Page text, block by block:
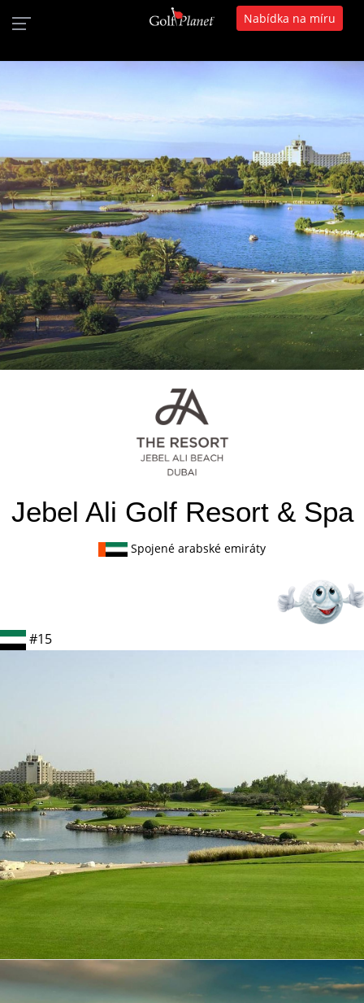
Nabídka na míru
Jebel Ali Golf Resort & Spa
Spojené arabské emiráty
#15